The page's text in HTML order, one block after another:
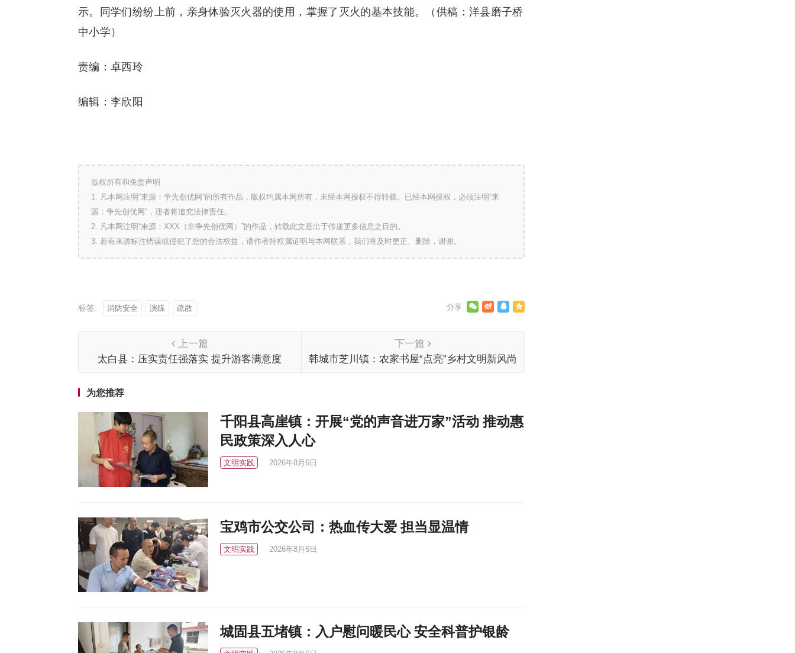
示。同学们纷纷上前，亲身体验灭火器的使用，掌握了灭火的基本技能。（供稿：洋县磨子桥
中小学）
责编：卓西玲
编辑：李欣阳
版权所有和免责声明
1. 凡本网注明“来源：争先创优网”的所有作品，版权均属本网所有，未经本网授权不得转载。已经本网授权，必须注明“来
源：争先创优网”，违者将追究法律责任。
2. 凡本网注明“来源：XXX（非争先创优网）”的作品，转载此文是出于传递更多信息之目的。
3. 若有来源标注错误或侵犯了您的合法权益，请作者持权属证明与本网联系，我们将及时更正、删除，谢谢。
标签: 消防安全 演练 疏散
上一篇
太白县：压实责任强落实 提升游客满意度
下一篇
韩城市芝川镇：农家书屋“点亮”乡村文明新风尚
为您推荐
千阳县高崖镇：开展“党的声音进万家”活动 推动惠
民政策深入人心
文明实践 2026年8月6日
宝鸡市公交公司：热血传大爱 担当显温情
文明实践 2026年8月6日
城固县五堵镇：入户慰问暖民心 安全科普护银龄